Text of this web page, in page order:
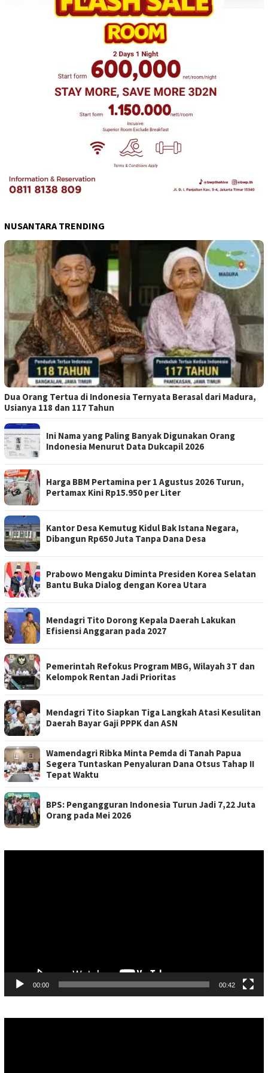
NUSANTARA TRENDING
Dua Orang Tertua di Indonesia Ternyata Berasal dari Madura,
Usianya 118 dan 117 Tahun
Ini Nama yang Paling Banyak Digunakan Orang
Indonesia Menurut Data Dukcapil 2026
Harga BBM Pertamina per 1 Agustus 2026 Turun,
Pertamax Kini Rp15.950 per Liter
Kantor Desa Kemutug Kidul Bak Istana Negara,
Dibangun Rp650 Juta Tanpa Dana Desa
Prabowo Mengaku Diminta Presiden Korea Selatan
Bantu Buka Dialog dengan Korea Utara
Mendagri Tito Dorong Kepala Daerah Lakukan
Efisiensi Anggaran pada 2027
Pemerintah Refokus Program MBG, Wilayah 3T dan
Kelompok Rentan Jadi Prioritas
Mendagri Tito Siapkan Tiga Langkah Atasi Kesulitan
Daerah Bayar Gaji PPPK dan ASN
Wamendagri Ribka Minta Pemda di Tanah Papua
Segera Tuntaskan Penyaluran Dana Otsus Tahap II
Tepat Waktu
BPS: Pengangguran Indonesia Turun Jadi 7,22 Juta
Orang pada Mei 2026
00:00 00:42